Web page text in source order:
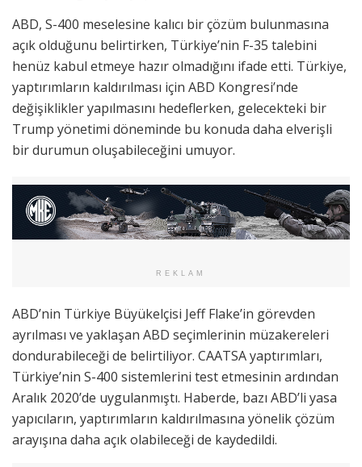
ABD, S-400 meselesine kalıcı bir çözüm bulunmasına
açık olduğunu belirtirken, Türkiye’nin F-35 talebini
henüz kabul etmeye hazır olmadığını ifade etti. Türkiye,
yaptırımların kaldırılması için ABD Kongresi’nde
değişiklikler yapılmasını hedeflerken, gelecekteki bir
Trump yönetimi döneminde bu konuda daha elverişli
bir durumun oluşabileceğini umuyor.
REKLAM
ABD’nin Türkiye Büyükelçisi Jeff Flake’in görevden
ayrılması ve yaklaşan ABD seçimlerinin müzakereleri
dondurabileceği de belirtiliyor. CAATSA yaptırımları,
Türkiye’nin S-400 sistemlerini test etmesinin ardından
Aralık 2020’de uygulanmıştı. Haberde, bazı ABD’li yasa
yapıcıların, yaptırımların kaldırılmasına yönelik çözüm
arayışına daha açık olabileceği de kaydedildi.